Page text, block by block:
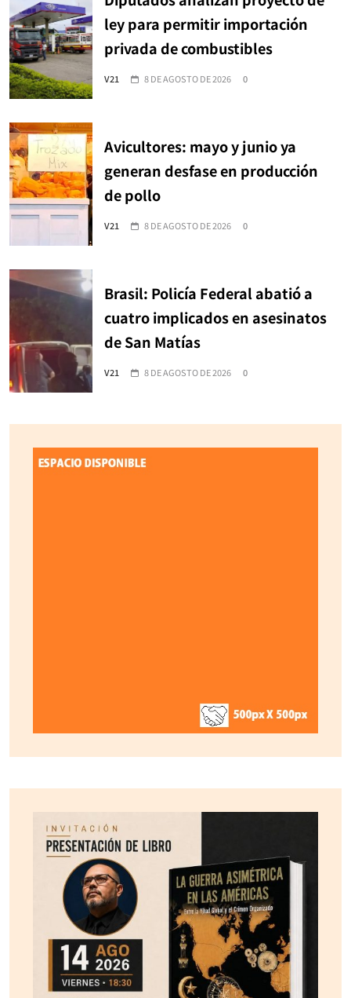
ley para permitir importación
privada de combustibles
V21 8 DE AGOSTO DE 2026 0
Avicultores: mayo y junio ya
generan desfase en producción
de pollo
V21 8 DE AGOSTO DE 2026 0
Brasil: Policía Federal abatió a
cuatro implicados en asesinatos
de San Matías
V21 8 DE AGOSTO DE 2026 0